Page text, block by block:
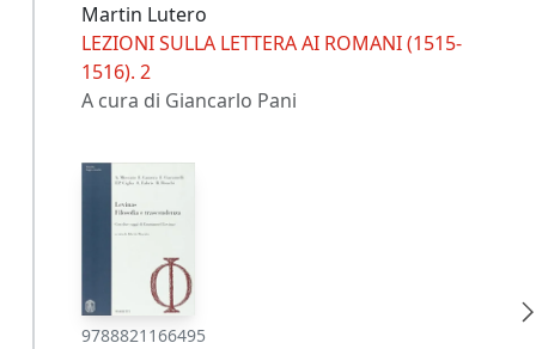
Martin Lutero
LEZIONI SULLA LETTERA AI ROMANI (1515-
1516). 2
A cura di Giancarlo Pani
9788821166495